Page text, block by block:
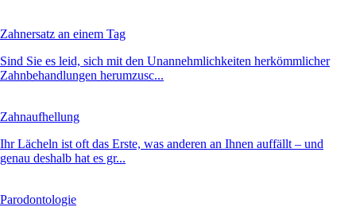
Zahnersatz an einem Tag
Sind Sie es leid, sich mit den Unannehmlichkeiten herkömmlicher
Zahnbehandlungen herumzusc...
Zahnaufhellung
Ihr Lächeln ist oft das Erste, was anderen an Ihnen auffällt – und
genau deshalb hat es gr...
Parodontologie